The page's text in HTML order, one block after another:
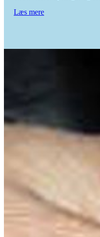
Læs mere